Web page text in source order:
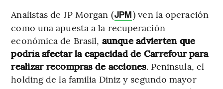
Analistas de JP Morgan (JPM) ven la operación
como una apuesta a la recuperación
económica de Brasil, aunque advierten que
podría afectar la capacidad de Carrefour para
realizar recompras de acciones. Peninsula, el
holding de la familia Diniz y segundo mayor